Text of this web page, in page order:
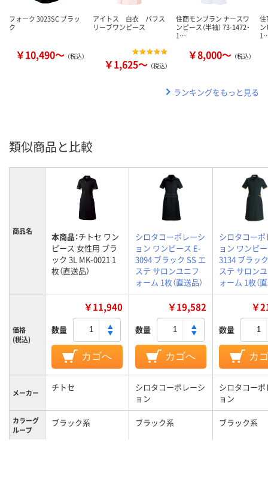
フォーク 3023SC ブラッ
ク
￥10,490～ （税込）
アイトス 白衣 パフス
リーブワンピース
￥1,625～ （税込）
住商モンブラン ナースワ
ンピース（半袖） 73-1472・
1…
￥8,000～ （税込）
住
ン
ランキングをもっと見る
類似商品と比較
商品名 本商品：チトセ ワン
ピース 女性用 ブラ
ック 3L MK-0021 1
枚（直送品）
シロタコーポレーシ
ョン ワンピース E-
3094 ブラック SS エ
ステ サロンユニフ
ォーム 1枚（直送品）
シロタコー
ョン ワンピ
3134 ブラッ
ステ サロン
ォーム 1枚（
価格
(税込)
￥11,940
数量
カゴへ
￥19,582
数量
カゴへ
￥
数量
カ
メーカー チトセ
シロタコーポレーシ
ョン
シロタコー
ョン
カラーグ
ループ
ブラック系 ブラック系 ブラック系